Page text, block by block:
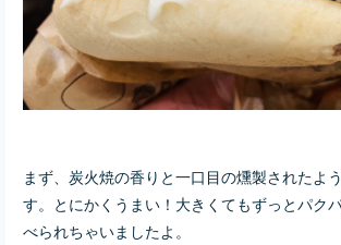
まず、炭火焼の香りと一口目の燻製されたよ
す。とにかくうまい！大きくてもずっとパク
べられちゃいましたよ。